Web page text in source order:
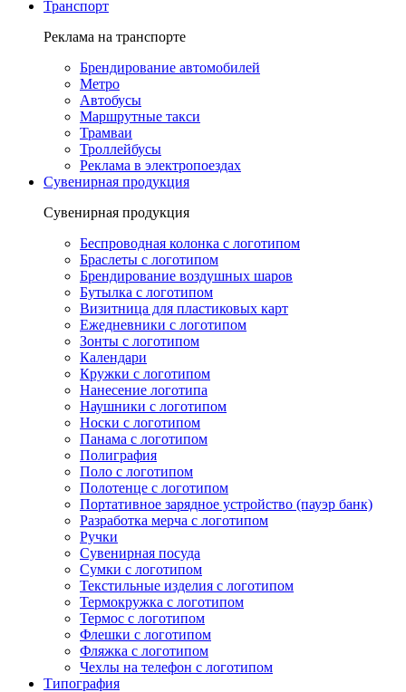
Транспорт
Реклама на транспорте
Брендирование автомобилей
Метро
Автобусы
Маршрутные такси
Трамваи
Троллейбусы
Реклама в электропоездах
Сувенирная продукция
Сувенирная продукция
Беспроводная колонка с логотипом
Браслеты с логотипом
Брендирование воздушных шаров
Бутылка с логотипом
Визитница для пластиковых карт
Ежедневники с логотипом
Зонты с логотипом
Календари
Кружки с логотипом
Нанесение логотипа
Наушники с логотипом
Носки с логотипом
Панама с логотипом
Полиграфия
Поло с логотипом
Полотенце с логотипом
Портативное зарядное устройство (пауэр банк)
Разработка мерча с логотипом
Ручки
Сувенирная посуда
Сумки с логотипом
Текстильные изделия с логотипом
Термокружка с логотипом
Термос с логотипом
Флешки с логотипом
Фляжка с логотипом
Чехлы на телефон с логотипом
Типография